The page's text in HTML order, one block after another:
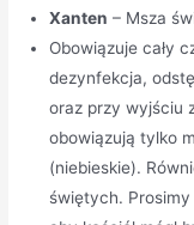
Xanten – Msza
Obowiązuje cały
dezynfekcja,
oraz przy wyjściu
obowiązują tylko
(niebieskie).
świętych.